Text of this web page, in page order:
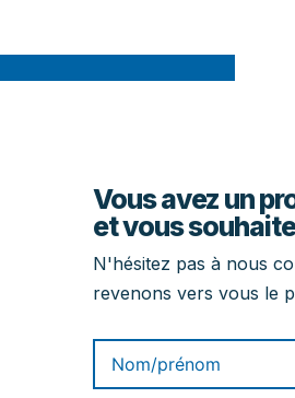
Vous avez un
et vous
N'hésitez pas à nous
revenons vers vous le